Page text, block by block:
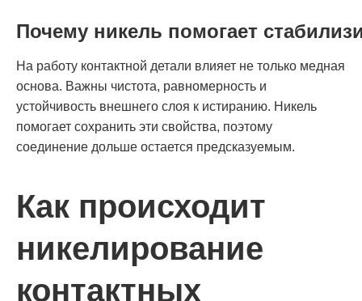
Почему никель помогает
На работу контактной детали влияет не только медная
основа. Важны чистота, равномерность и
устойчивость внешнего слоя к истиранию. Никель
помогает сохранить эти свойства, поэтому
соединение дольше остается предсказуемым.
Как происходит
никелирование
контактных